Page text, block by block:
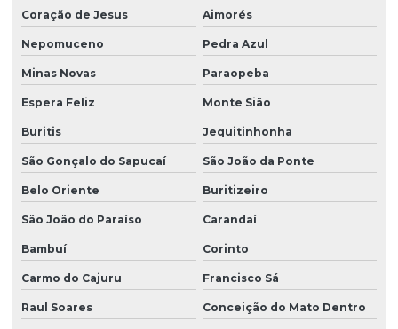
Coração de Jesus Aimorés
Nepomuceno Pedra Azul
Minas Novas Paraopeba
Espera Feliz Monte Sião
Buritis Jequitinhonha
São Gonçalo do Sapucaí São João da Ponte
Belo Oriente Buritizeiro
São João do Paraíso Carandaí
Bambuí Corinto
Carmo do Cajuru Francisco Sá
Raul Soares Conceição do Mato Dentro